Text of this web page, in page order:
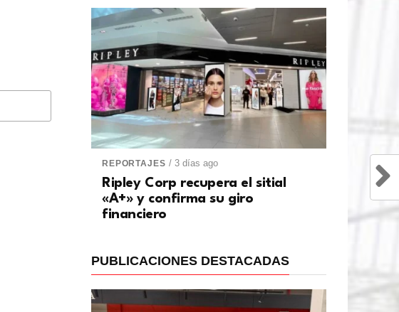
REPORTAJES / 3 días ago
Ripley Corp recupera el sitial
«A+» y confirma su giro
financiero
PUBLICACIONES DESTACADAS